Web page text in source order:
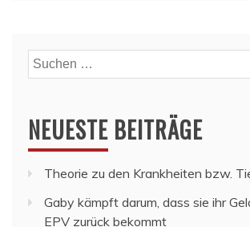
Suchen
nach:
NEUESTE BEITRÄGE
Theorie zu den Krankheiten bzw.
Gaby kämpft darum, dass sie ihr
EPV zurück bekommt